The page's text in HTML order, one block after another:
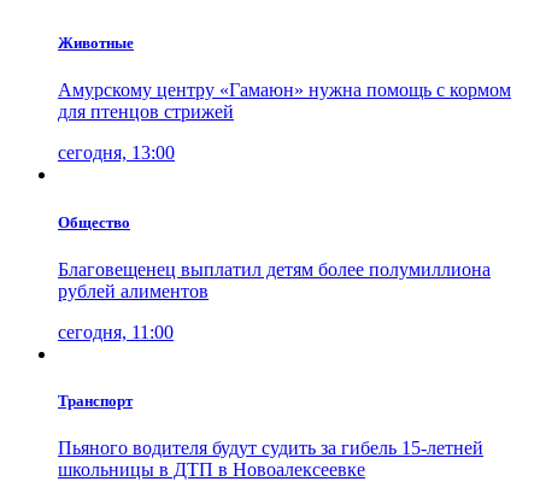
Животные
Амурскому центру «Гамаюн» нужна помощь с кормом
для птенцов стрижей
сегодня, 13:00
Общество
Благовещенец выплатил детям более полумиллиона
рублей алиментов
сегодня, 11:00
Транспорт
Пьяного водителя будут судить за гибель 15-летней
школьницы в ДТП в Новоалексеевке